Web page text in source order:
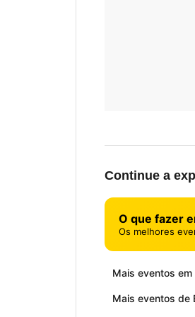
Continue a
O que fazer
Os melhores
Mais eventos em
Mais eventos de